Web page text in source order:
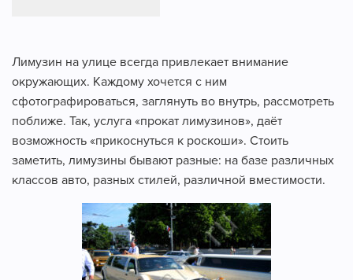
Лимузин на улице всегда привлекает внимание
окружающих. Каждому хочется с ним
сфотографироваться, заглянуть во внутрь, рассмотреть
поближе. Так, услуга «прокат лимузинов», даёт
возможность «прикоснуться к роскоши». Стоить
заметить, лимузины бывают разные: на базе различных
классов авто, разных стилей, различной вместимости.